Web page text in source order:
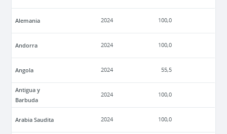
Alemania 2024 100,0
Andorra 2024 100,0
Angola 2024 55,5
Antigua y
Barbuda
2024 100,0
Arabia Saudita 2024 100,0